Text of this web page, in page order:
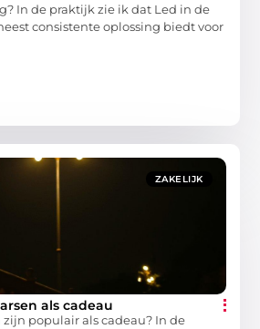
In de praktijk zie ik dat Led in de
consistente oplossing biedt voor
ZAKELIJK
als cadeau
zijn populair als cadeau? In de